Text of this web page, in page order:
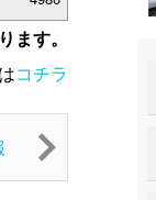
ます。
コチラ